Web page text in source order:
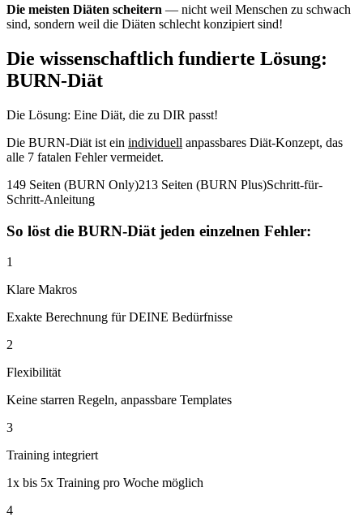
Die meisten Diäten scheitern — nicht weil Menschen zu schwach
sind, sondern weil die Diäten schlecht konzipiert sind!
Die wissenschaftlich fundierte Lösung:
BURN-Diät
Die Lösung: Eine Diät, die zu DIR passt!
Die BURN-Diät ist ein individuell anpassbares Diät-Konzept, das
alle 7 fatalen Fehler vermeidet.
149 Seiten (BURN Only)213 Seiten (BURN Plus)Schritt-für-
Schritt-Anleitung
So löst die BURN-Diät jeden einzelnen Fehler:
1
Klare Makros
Exakte Berechnung für DEINE Bedürfnisse
2
Flexibilität
Keine starren Regeln, anpassbare Templates
3
Training integriert
1x bis 5x Training pro Woche möglich
4